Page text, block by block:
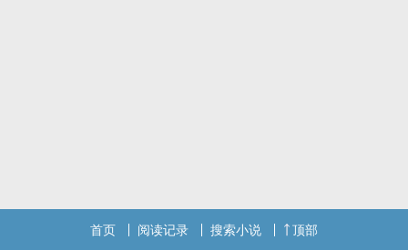
首页 阅读记录 搜索小说 顶部